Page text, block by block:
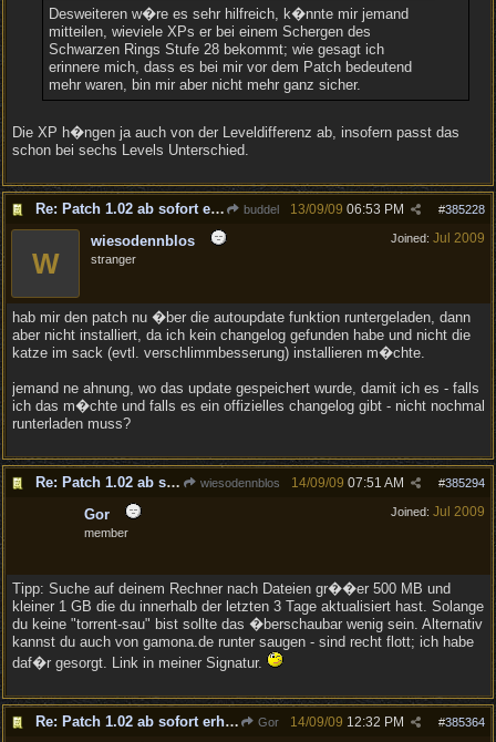
Desweiteren w�re es sehr hilfreich, k�nnte mir jemand
mitteilen, wieviele XPs er bei einem Schergen des
Schwarzen Rings Stufe 28 bekommt; wie gesagt ich
erinnere mich, dass es bei mir vor dem Patch bedeutend
mehr waren, bin mir aber nicht mehr ganz sicher.
Die XP h�ngen ja auch von der Leveldifferenz ab, insofern passt das
schon bei sechs Levels Unterschied.
Re: Patch 1.02 ab sofort erh�ltlich! buddel #385228
13/09/09 06:53 PM
Joined: Jul 2009
W
wiesodennblos
stranger
hab mir den patch nu �ber die autoupdate funktion runtergeladen, dann
aber nicht installiert, da ich kein changelog gefunden habe und nicht die
katze im sack (evtl. verschlimmbesserung) installieren m�chte.
jemand ne ahnung, wo das update gespeichert wurde, damit ich es - falls
ich das m�chte und falls es ein offizielles changelog gibt - nicht nochmal
runterladen muss?
Re: Patch 1.02 ab sofort erh�ltlich! wiesodennblos #385294
14/09/09 07:51 AM
Joined: Jul 2009
Gor
member
Tipp: Suche auf deinem Rechner nach Dateien gr��er 500 MB und
kleiner 1 GB die du innerhalb der letzten 3 Tage aktualisiert hast. Solange
du keine "torrent-sau" bist sollte das �berschaubar wenig sein. Alternativ
kannst du auch von gamona.de runter saugen - sind recht flott; ich habe
daf�r gesorgt. Link in meiner Signatur.
Re: Patch 1.02 ab sofort erh�ltlich! Gor #385364
14/09/09 12:32 PM